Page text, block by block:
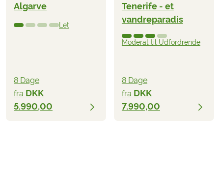
Algarve
Let
8 Dage
fra DKK
5.990,00
Tenerife - et
vandreparadis
Moderat til Udfordrende
8 Dage
fra DKK
7.990,00